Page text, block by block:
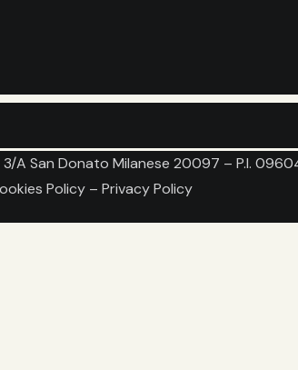
3/A San Donato Milanese 20097 – P.I.
Policy – Privacy Policy